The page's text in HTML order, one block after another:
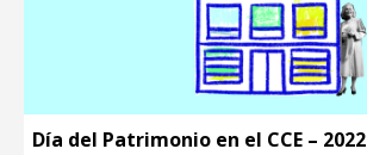
Día del Patrimonio en el CCE – 2022